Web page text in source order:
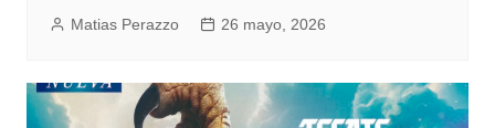
Matias Perazzo 26 mayo, 2026